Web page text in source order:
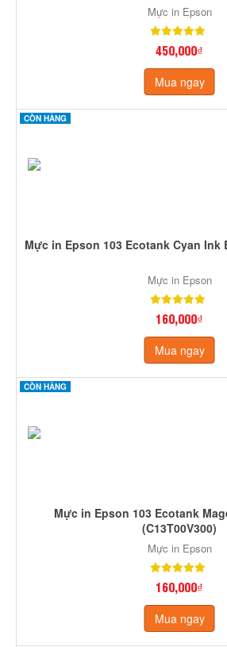
Mực in Epson
450,000₫
Mua ngay
CÒN HÀNG
Mực in Epson 103 Ecotank Cyan Ink
Mực in Epson
160,000₫
Mua ngay
CÒN HÀNG
Mực in Epson 103 Ecotank
(C13T00V300)
Mực in Epson
160,000₫
Mua ngay